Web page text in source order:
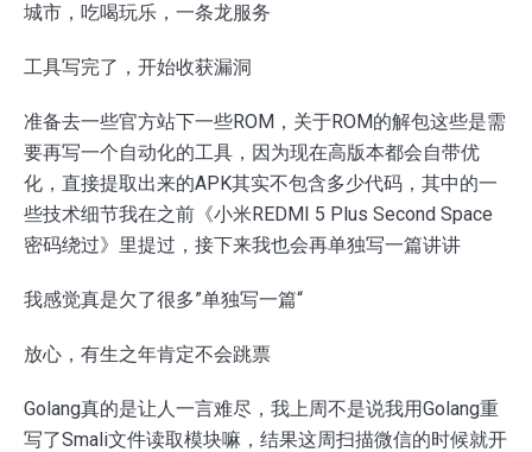
城市，吃喝玩乐，一条龙服务
工具写完了，开始收获漏洞
准备去一些官方站下一些ROM，关于ROM的解包这些是需
要再写一个自动化的工具，因为现在高版本都会自带优
化，直接提取出来的APK其实不包含多少代码，其中的一
些技术细节我在之前《小米REDMI 5 Plus Second Space
密码绕过》里提过，接下来我也会再单独写一篇讲讲
我感觉真是欠了很多”单独写一篇“
放心，有生之年肯定不会跳票
Golang真的是让人一言难尽，我上周不是说我用Golang重
写了Smali文件读取模块嘛，结果这周扫描微信的时候就开